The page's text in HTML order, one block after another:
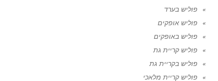
פוליש בערד
פוליש אופקים
פוליש באופקים
פוליש קריית גת
פוליש בקריית גת
פוליש קריית מלאכי